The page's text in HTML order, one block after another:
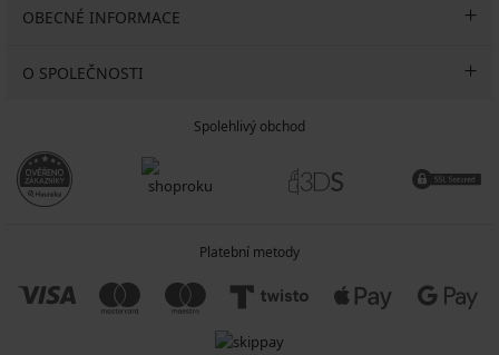
OBECNÉ INFORMACE
O SPOLEČNOSTI
Spolehlivý obchod
Platební metody